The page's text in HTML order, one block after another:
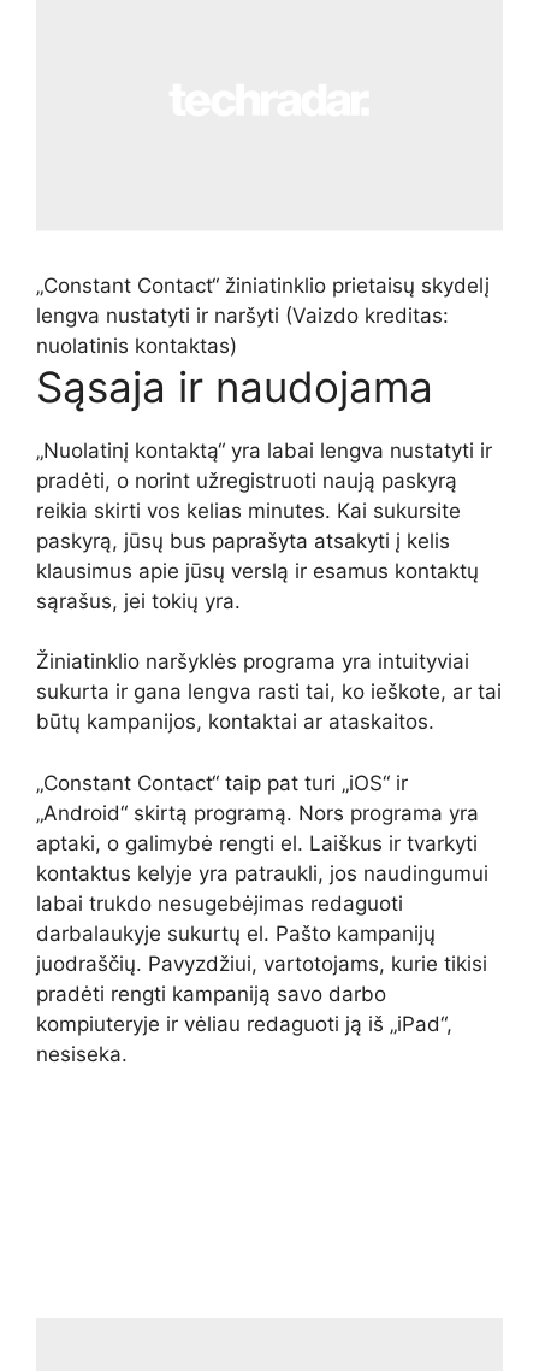
„Constant Contact“ žiniatinklio prietaisų skydelį
lengva nustatyti ir naršyti (Vaizdo kreditas:
nuolatinis kontaktas)
Sąsaja ir naudojama
„Nuolatinį kontaktą“ yra labai lengva nustatyti ir
pradėti, o norint užregistruoti naują paskyrą
reikia skirti vos kelias minutes. Kai sukursite
paskyrą, jūsų bus paprašyta atsakyti į kelis
klausimus apie jūsų verslą ir esamus kontaktų
sąrašus, jei tokių yra.
Žiniatinklio naršyklės programa yra intuityviai
sukurta ir gana lengva rasti tai, ko ieškote, ar tai
būtų kampanijos, kontaktai ar ataskaitos.
„Constant Contact“ taip pat turi „iOS“ ir
„Android“ skirtą programą. Nors programa yra
aptaki, o galimybė rengti el. Laiškus ir tvarkyti
kontaktus kelyje yra patraukli, jos naudingumui
labai trukdo nesugebėjimas redaguoti
darbalaukyje sukurtų el. Pašto kampanijų
juodraščių. Pavyzdžiui, vartotojams, kurie tikisi
pradėti rengti kampaniją savo darbo
kompiuteryje ir vėliau redaguoti ją iš „iPad“,
nesiseka.